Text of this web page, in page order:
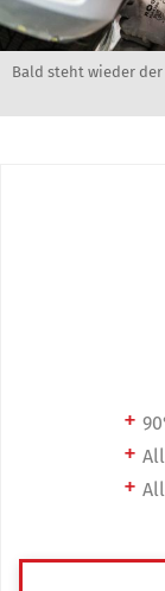
Bald steht wieder